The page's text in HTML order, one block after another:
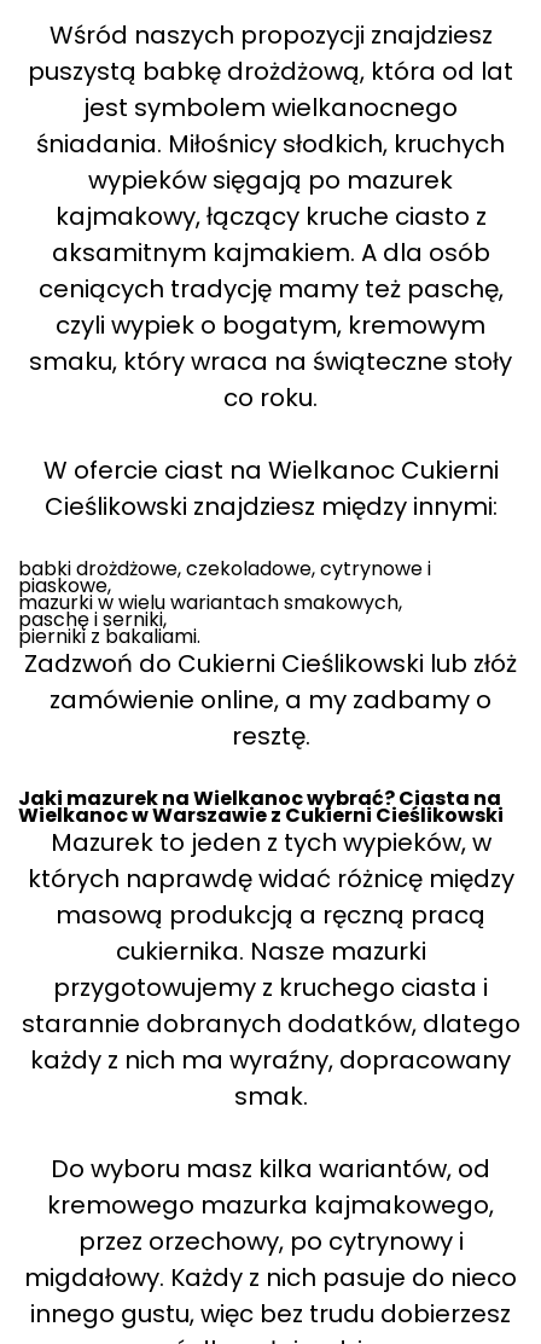
Wśród naszych propozycji znajdziesz
puszystą babkę drożdżową, która od lat
jest symbolem wielkanocnego
śniadania. Miłośnicy słodkich, kruchych
wypieków sięgają po mazurek
kajmakowy, łączący kruche ciasto z
aksamitnym kajmakiem. A dla osób
ceniących tradycję mamy też paschę,
czyli wypiek o bogatym, kremowym
smaku, który wraca na świąteczne stoły
co roku.
W ofercie ciast na Wielkanoc Cukierni
Cieślikowski znajdziesz między innymi:
babki drożdżowe, czekoladowe, cytrynowe i
piaskowe,
mazurki w wielu wariantach smakowych,
paschę i serniki,
pierniki z bakaliami.
Zadzwoń do Cukierni Cieślikowski lub złóż
zamówienie online, a my zadbamy o
resztę.
Jaki mazurek na Wielkanoc wybrać? Ciasta na
Wielkanoc w Warszawie z Cukierni Cieślikowski
Mazurek to jeden z tych wypieków, w
których naprawdę widać różnicę między
masową produkcją a ręczną pracą
cukiernika. Nasze mazurki
przygotowujemy z kruchego ciasta i
starannie dobranych dodatków, dlatego
każdy z nich ma wyraźny, dopracowany
smak.
Do wyboru masz kilka wariantów, od
kremowego mazurka kajmakowego,
przez orzechowy, po cytrynowy i
migdałowy. Każdy z nich pasuje do nieco
innego gustu, więc bez trudu dobierzesz